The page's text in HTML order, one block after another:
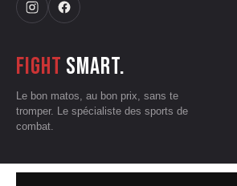
Fight smart.
Le bon matos, au bon prix, sans te
tromper. Le spécialiste des sports de
combat.